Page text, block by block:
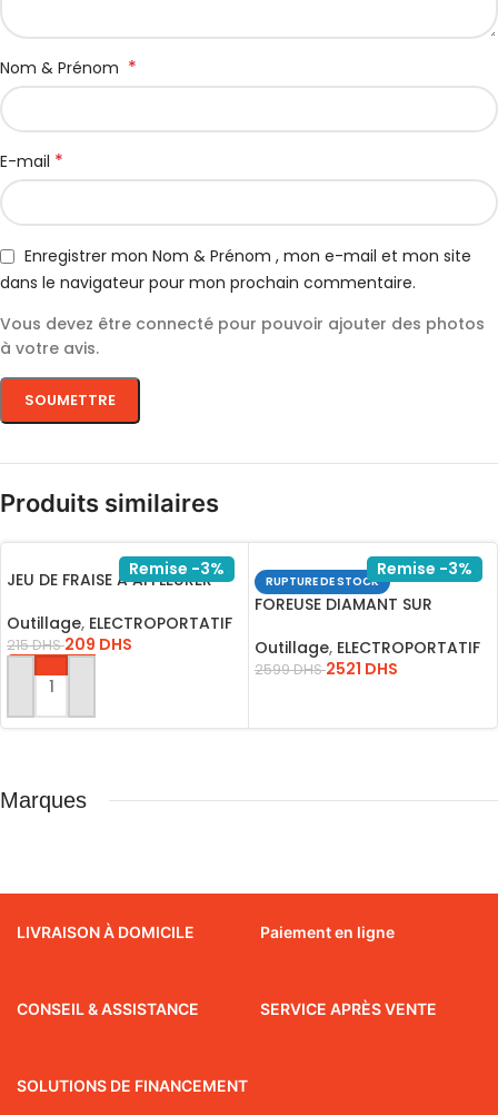
Nom & Prénom *
E-mail *
Enregistrer mon Nom & Prénom , mon e-mail et mon site
dans le navigateur pour mon prochain commentaire.
Vous devez être connecté pour pouvoir ajouter des photos
à votre avis.
Produits similaires
Remise -3%
JEU DE FRAISE A AFFLEURER
Outillage, ELECTROPORTATIF
215DHS 209 DHS
AJOUTER AU PANIER
Remise -3%
RUPTURE DE STOCK
FOREUSE DIAMANT SUR
Outillage, ELECTROPORTATIF
2599DHS 2521 DHS
Marques
LIVRAISON À DOMICILE Paiement en ligne
CONSEIL & ASSISTANCE SERVICE APRÈS VENTE
SOLUTIONS DE FINANCEMENT